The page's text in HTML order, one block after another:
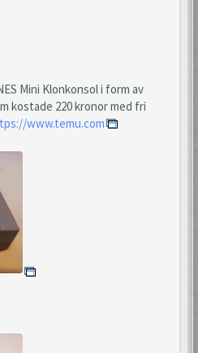
Mini Klonkonsol i form av
kostade 220 kronor med fri
www.temu.com